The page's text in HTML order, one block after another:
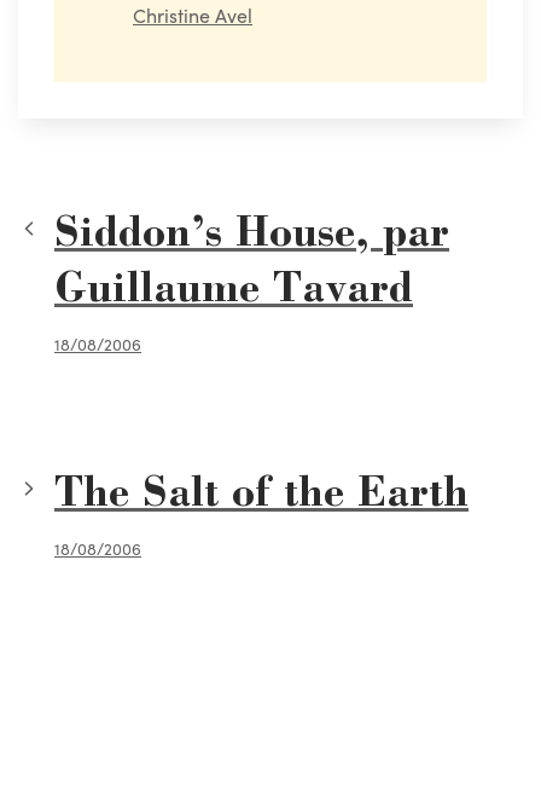
Christine Avel
Siddon’s House, par
Guillaume Tavard
18/08/2006
The Salt of the Earth
18/08/2006